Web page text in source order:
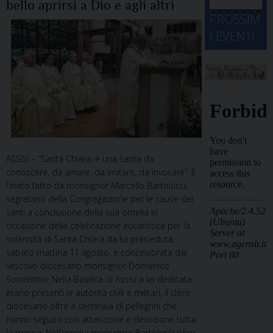
bello aprirsi a Dio e agli altri
ASSISI – “Santa Chiara, è una santa da
conoscere, da amare, da imitare, da invocare”. È
l’invito fatto da monsignor Marcello Bartolucci,
segretario della Congregazione per le cause dei
santi a conclusione della sua omelia in
occasione della celebrazione eucaristica per la
solennità di Santa Chiara da lui presieduta,
sabato mattina 11 agosto, e concelebrata dal
vescovo diocesano monsignor Domenico
Sorrentino. Nella Basilica di Assisi a lei dedicata
erano presenti le autorità civili e militari, il clero
diocesano oltre a centinaia di pellegrini che
hanno seguito con attenzione e devozione tutta
2
4
2
5
2
6
2
7
2
8
2
9
3
0
3
1 1 2 3 4 5 6
PROSSIM
I EVENTI